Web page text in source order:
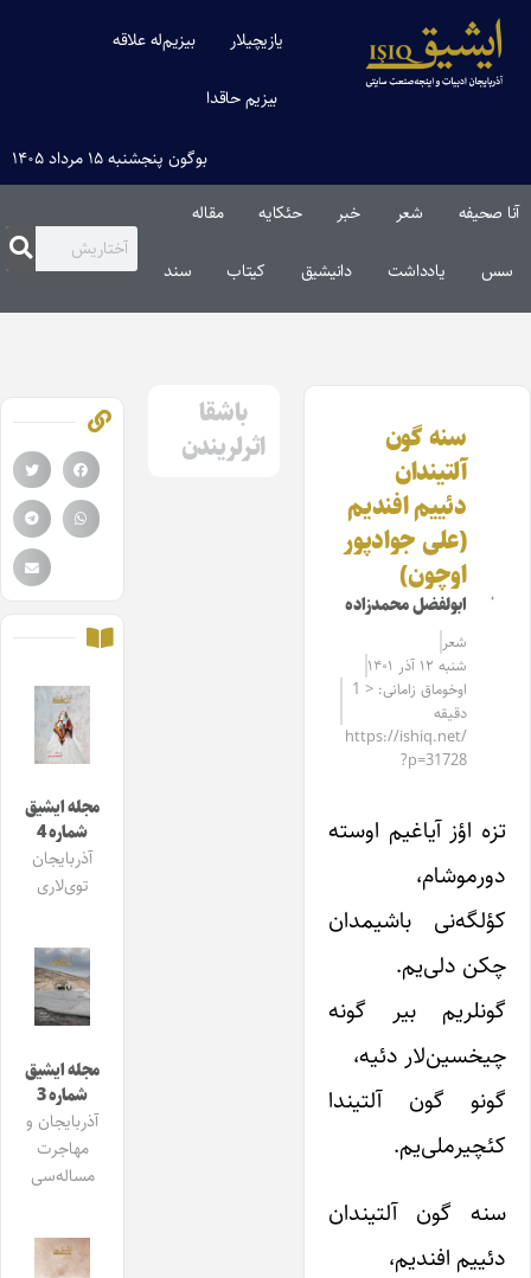
یازیچیلار بیزیم‌له علاقه
بیزیم حاقدا
بوگون پنجشنبه ۱۵ مرداد ۱۴۰۵
آنا صحیفه شعر خبر حئکایه مقاله‌
سس یادداشت دانیشیق کیتاب سند
سنه گون
آلتیندان
دئییم افندیم
(علی جوادپور
اوچون)
ابولفضل محمدزاده
شعر
شنبه ۱۲ آذر ۱۴۰۱
اوخوماق زامانی: < 1
دقیقه
https://ishiq.net/
?p=31728
تزه اؤز آیاغیم اوسته
دورموشام،
کؤلگه‌نی باشیمدان
چکن دلی‌یم.
گونلریم بیر گونه
چیخسین‌لار دئیه،
گونو گون آلتیندا
کئچیرملی‌یم.
سنه گون آلتیندان
دئییم افندیم،
باشقا
اثرلریندن
مجله ایشیق
شماره 4
آذربایجان
توی‌لاری
مجله ایشیق
شماره 3
آذربایجان و
مهاجرت
مساله‌سی